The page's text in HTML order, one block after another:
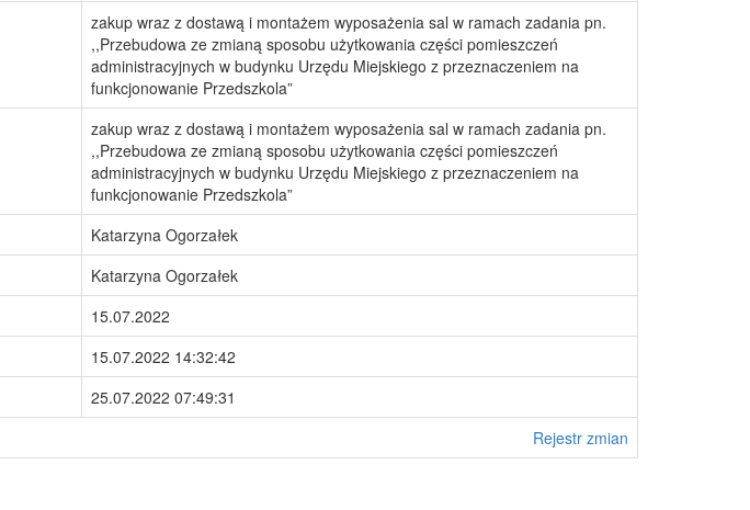
zakup wraz z dostawą i montażem wyposażenia sal w ramach zadania pn.
,,Przebudowa ze zmianą sposobu użytkowania części pomieszczeń
administracyjnych w budynku Urzędu Miejskiego z przeznaczeniem na
funkcjonowanie Przedszkola”
zakup wraz z dostawą i montażem wyposażenia sal w ramach zadania pn.
,,Przebudowa ze zmianą sposobu użytkowania części pomieszczeń
administracyjnych w budynku Urzędu Miejskiego z przeznaczeniem na
funkcjonowanie Przedszkola”
Katarzyna Ogorzałek
Katarzyna Ogorzałek
15.07.2022
15.07.2022 14:32:42
25.07.2022 07:49:31
Rejestr zmian